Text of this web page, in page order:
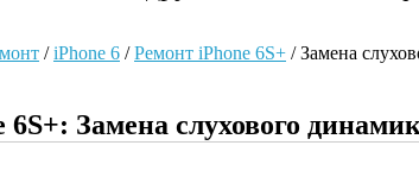
/iPhone 6 /Ремонт iPhone 6S+ /Замена
Замена слухового